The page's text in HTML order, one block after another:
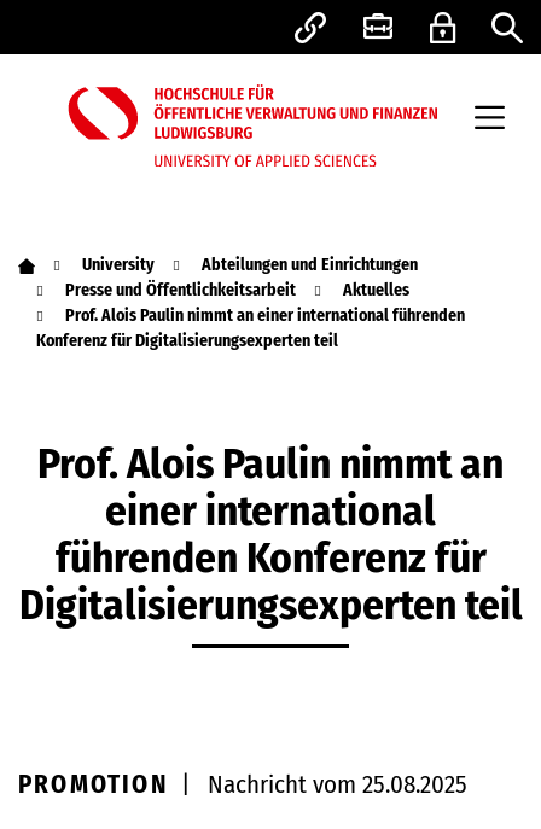
University
Abteilungen und Einrichtungen
Presse und Öffentlichkeitsarbeit
Aktuelles
Prof. Alois Paulin nimmt an einer international führenden
Konferenz für Digitalisierungsexperten teil
Prof. Alois Paulin nimmt an
einer international
führenden Konferenz für
Digitalisierungsexperten teil
PROMOTION
Nachricht vom 25.08.2025